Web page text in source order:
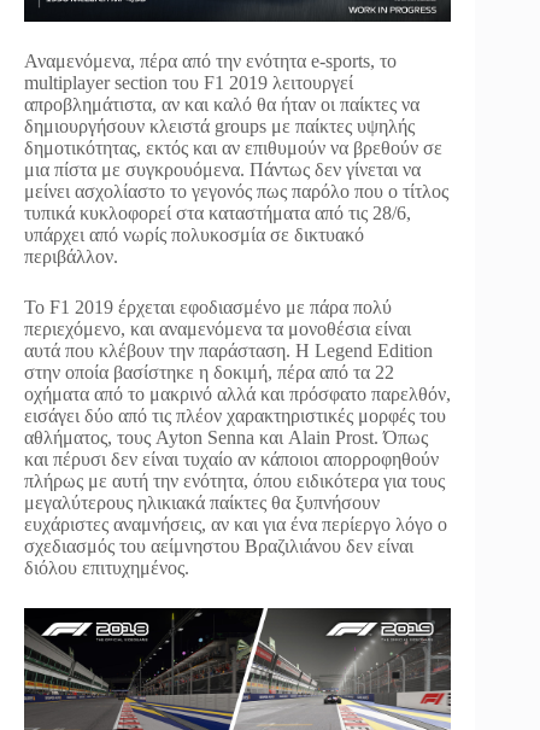
Αναμενόμενα, πέρα από την ενότητα e-sports, το
multiplayer section του F1 2019 λειτουργεί
απροβλημάτιστα, αν και καλό θα ήταν οι παίκτες να
δημιουργήσουν κλειστά groups με παίκτες υψηλής
δημοτικότητας, εκτός και αν επιθυμούν να βρεθούν σε
μια πίστα με συγκρουόμενα. Πάντως δεν γίνεται να
μείνει ασχολίαστο το γεγονός πως παρόλο που ο τίτλος
τυπικά κυκλοφορεί στα καταστήματα από τις 28/6,
υπάρχει από νωρίς πολυκοσμία σε δικτυακό
περιβάλλον.
Το F1 2019 έρχεται εφοδιασμένο με πάρα πολύ
περιεχόμενο, και αναμενόμενα τα μονοθέσια είναι
αυτά που κλέβουν την παράσταση. Η Legend Edition
στην οποία βασίστηκε η δοκιμή, πέρα από τα 22
οχήματα από το μακρινό αλλά και πρόσφατο παρελθόν,
εισάγει δύο από τις πλέον χαρακτηριστικές μορφές του
αθλήματος, τους Ayton Senna και Alain Prost. Όπως
και πέρυσι δεν είναι τυχαίο αν κάποιοι απορροφηθούν
πλήρως με αυτή την ενότητα, όπου ειδικότερα για τους
μεγαλύτερους ηλικιακά παίκτες θα ξυπνήσουν
ευχάριστες αναμνήσεις, αν και για ένα περίεργο λόγο ο
σχεδιασμός του αείμνηστου Βραζιλιάνου δεν είναι
διόλου επιτυχημένος.